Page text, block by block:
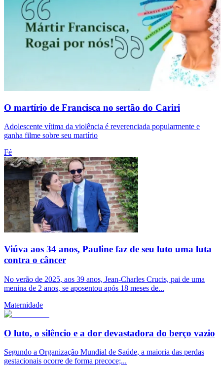
O martírio de Francisca no sertão do Cariri
Adolescente vítima da violência é reverenciada popularmente e
ganha filme sobre seu martírio
Fé
Viúva aos 34 anos, Pauline faz de seu luto uma luta
contra o câncer
No verão de 2025, aos 39 anos, Jean-Charles Crucis, pai de uma
menina de 2 anos, se aposentou após 18 meses de...
Maternidade
O luto, o silêncio e a dor devastadora do berço vazio
Segundo a Organização Mundial de Saúde, a maioria das perdas
gestacionais ocorre de forma precoce;...